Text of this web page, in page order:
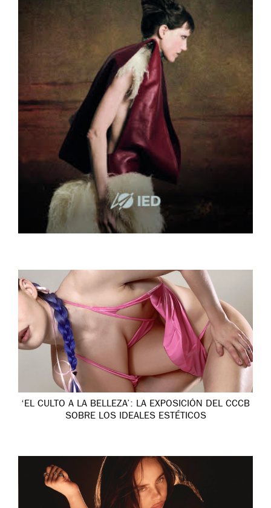
‘EL CULTO A LA BELLEZA’: LA EXPOSICIÓN DEL CCCB
SOBRE LOS IDEALES ESTÉTICOS